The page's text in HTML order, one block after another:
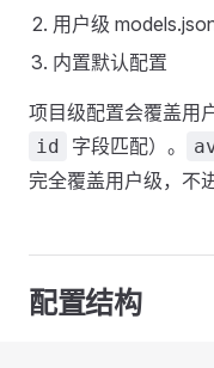
用户级
内置默认配置
项目级配置会覆盖用
id 字段匹配）。
完全覆盖用户级，不
配置结构